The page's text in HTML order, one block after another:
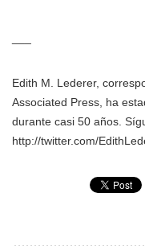
Edith M. Lederer,
Associated Press, ha
durante casi 50 años.
http://twitter.com/